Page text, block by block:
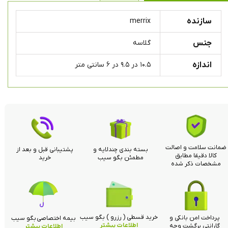
سازنده merrix
جنس گلاسه
اندازه ۱۰.۵ در ۹.۵ در ۶ سانتی متر
ضمانت سلامت و اصالت
کالا دقیقا مطابق
مشخصات ذکر شده
بسته بندی چندلایه و
مطمئن بگو سیب
پشتیبانی قبل و بعد از
خرید
خرید قسطی ( رزرو ) بگو سیب
اطلاعات بیشتر
پرداخت امن بانکی و
گارانتی برگشت وجه
بیمه اختصاصی بگو سیب